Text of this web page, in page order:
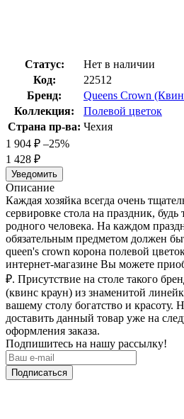
Статус:
Нет в наличии
Код:
22512
Бренд:
Queens Crown
Коллекция:
Полевой цветок
Страна пр-ва: Чехия
1 904 ₽ –25%
1 428 ₽
Уведомить
Описание
Каждая хозяйка всегда очень
сервировке стола на праздник,
родного человека. На каждом
обязательным предметом должен
queen's crown корона полевой
интернет-магазине Вы можете
₽. Присутствие на столе такого
(квинс краун) из знаменитой
вашему столу богатство и красоту.
доставить данный товар уже на
оформления заказа.
Подпишитесь на нашу рассылку!
Подписаться